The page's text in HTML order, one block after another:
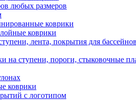
любых размеров
коврики
коврики
лента, покрытия для бассейнов
на ступени, пороги, стыковочные
коврики
с логотипом